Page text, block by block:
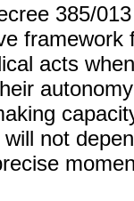
385/
acts
not